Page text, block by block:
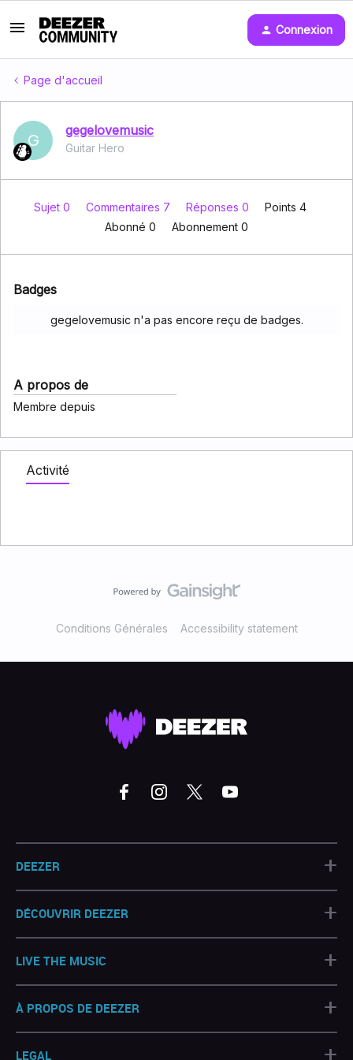
Connexion
Page d'accueil
G
gegelovemusic
Guitar Hero
Sujet 0 Commentaires 7 Réponses 0
Points 4
Abonné 0 Abonnement 0
Badges
gegelovemusic n'a pas encore reçu de badges.
A propos de
Membre depuis
Activité
Conditions Générales Accessibility statement
DEEZER +
DÉCOUVRIR DEEZER +
LIVE THE MUSIC +
À PROPOS DE DEEZER +
LEGAL +